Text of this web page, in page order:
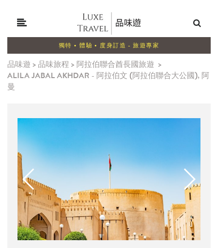
獨特 • 體驗 • 度身訂造 - 旅遊專家
品味遊 > 品味旅程 > 阿拉伯聯合酋長國旅遊 >
ALILA JABAL AKHDAR - 阿拉伯文 (阿拉伯聯合大公國), 阿
曼